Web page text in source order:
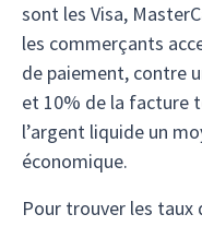
sont les Visa,
les commerçants
de paiement, contre
et 10% de la facture
l’argent liquide un
économique.
Pour trouver les taux